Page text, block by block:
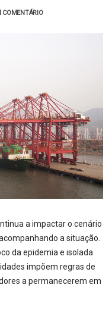
COMENTÁRIO
a impactar o cenário
a situação.
da epidemia e isolada
impõem regras de
a permanecerem em